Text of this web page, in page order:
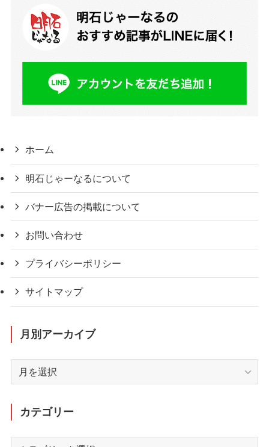
ホーム
明石じゃーなるについて
バナー広告の掲載について
お問い合わせ
プライバシーポリシー
サイトマップ
月別アーカイブ
イ
カテゴリー